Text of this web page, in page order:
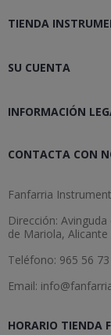
TIENDA
SU CUENTA
INFORMACIÓN
CONTACTA CON
Fanfarria
Dirección:
de Mariola, Alicante
Teléfono: 965 56
Email:
HORARIO TIENDA